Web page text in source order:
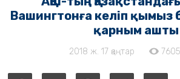
Вашингтонға келіп қымыз
қарным ашты
2018 ж. 17 қаңтар 7605